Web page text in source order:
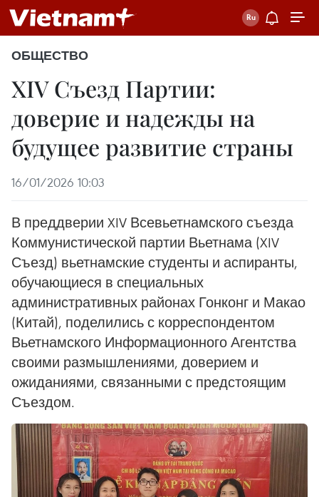
ОБЩЕСТВО
XIV Съезд Партии:
доверие и надежды на
будущее развитие страны
16/01/2026 10:03
В преддверии XIV Всевьетнамского съезда
Коммунистической партии Вьетнама (XIV
Съезд) вьетнамские студенты и аспиранты,
обучающиеся в специальных
административных районах Гонконг и Макао
(Китай), поделились с корреспондентом
Вьетнамского Информационного Агентства
своими размышлениями, доверием и
ожиданиями, связанными с предстоящим
Съездом.